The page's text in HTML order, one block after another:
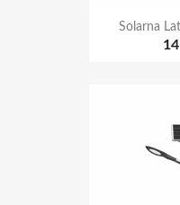
Solarna